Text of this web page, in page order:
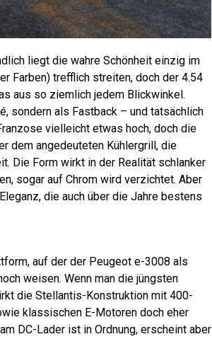
liegt die wahre Schönheit einzig im
Farben) trefflich streiten, doch der 4.54
aus so ziemlich jedem Blickwinkel.
sondern als Fastback – und tatsächlich
vielleicht etwas hoch, doch die
dem angedeuteten Kühlergrill, die
Die Form wirkt in der Realität schlanker
sogar auf Chrom wird verzichtet. Aber
die auch über die Jahre bestens
auf der der Peugeot e-3008 als
weisen. Wenn man die jüngsten
die Stellantis-Konstruktion mit 400-
klassischen E-Motoren doch eher
DC-Lader ist in Ordnung, erscheint aber